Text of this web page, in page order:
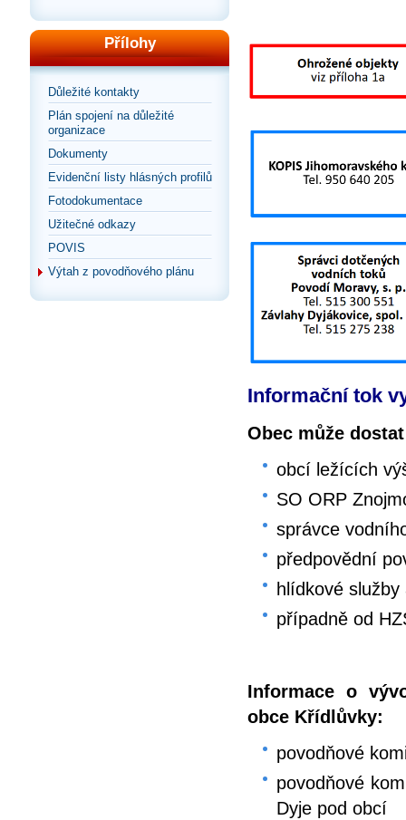
Přílohy
Důležité kontakty
Plán spojení na důležité
organizace
Dokumenty
Evidenční listy hlásných profilů
Fotodokumentace
Užitečné odkazy
POVIS
Výtah z povodňového plánu
Informační tok
Obec může
obcí ležících
SO ORP
správce
předpovědní
hlídkové
případně od
Informace o
obce Křídlůvky:
povodňové
povodňové
Dyje pod obcí